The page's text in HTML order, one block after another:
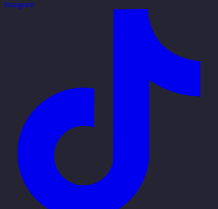
Instagram